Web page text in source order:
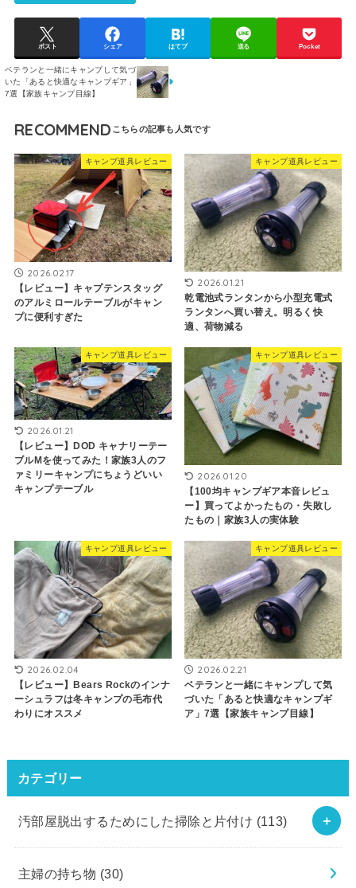
ポスト シェア はてブ 送る Pocket
ベテランと一緒にキャンプして気づ
いた「あると快適なキャンプギア」
7選【家族キャンプ目線】
RECOMMEND
キャンプ道具レビュー
2026.02.17
【レビュー】キャプテンスタッグ
のアルミロールテーブルがキャン
プに便利すぎた
キャンプ道具レビュー
2026.01.21
乾電池式ランタンから小型充電式
ランタンへ買い替え。明るく快
適、荷物減る
キャンプ道具レビュー
2026.01.21
【レビュー】DOD キャナリーテー
ブルMを使ってみた！家族3人のフ
ァミリーキャンプにちょうどいい
キャンプテーブル
キャンプ道具レビュー
2026.01.20
【100均キャンプギア本音レビュ
ー】買ってよかったもの・失敗し
たもの｜家族3人の実体験
キャンプ道具レビュー
2026.02.04
【レビュー】Bears Rockのインナ
ーシュラフは冬キャンプの毛布代
わりにオススメ
キャンプ道具レビュー
2026.02.21
ベテランと一緒にキャンプして気
づいた「あると快適なキャンプギ
ア」7選【家族キャンプ目線】
カテゴリー
汚部屋脱出するためにした掃除と片付け (113)
主婦の持ち物 (30)